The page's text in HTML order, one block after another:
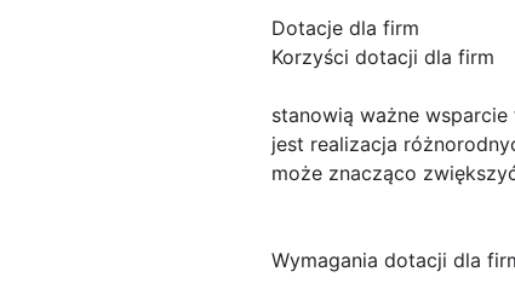
Dotacje dla firm
Korzyści dotacji dla firm
stanowią ważne
jest realizacja
może znacząco
Wymagania dotacji dla